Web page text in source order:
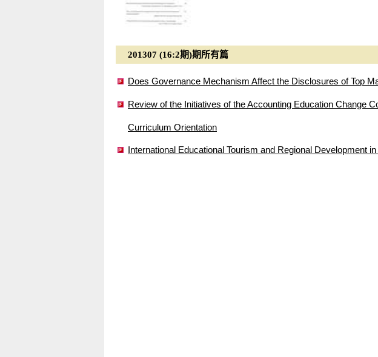
201307 (16:2期)期所有篇
Does Governance Mechanism Affect the Disclosures of Top
Review of the Initiatives of the Accounting Education Change
Curriculum Orientation
International Educational Tourism and Regional Development